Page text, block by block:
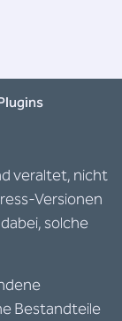
veraltet, nicht
Versionen
solche
Bestandteile